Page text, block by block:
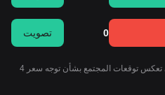
0 تصويت
تُحدّث بيانات التصويت كل 24 ساعة. فهي تعكس توقعات المجتمع بشأن توجه سعر 4